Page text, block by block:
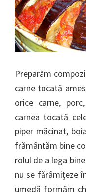
Preparăm
carne tocată
orice carne,
carnea tocată
piper măcinat,
frământăm bine
rolul de a lega
nu se fărâmiţeze
umedă formăm